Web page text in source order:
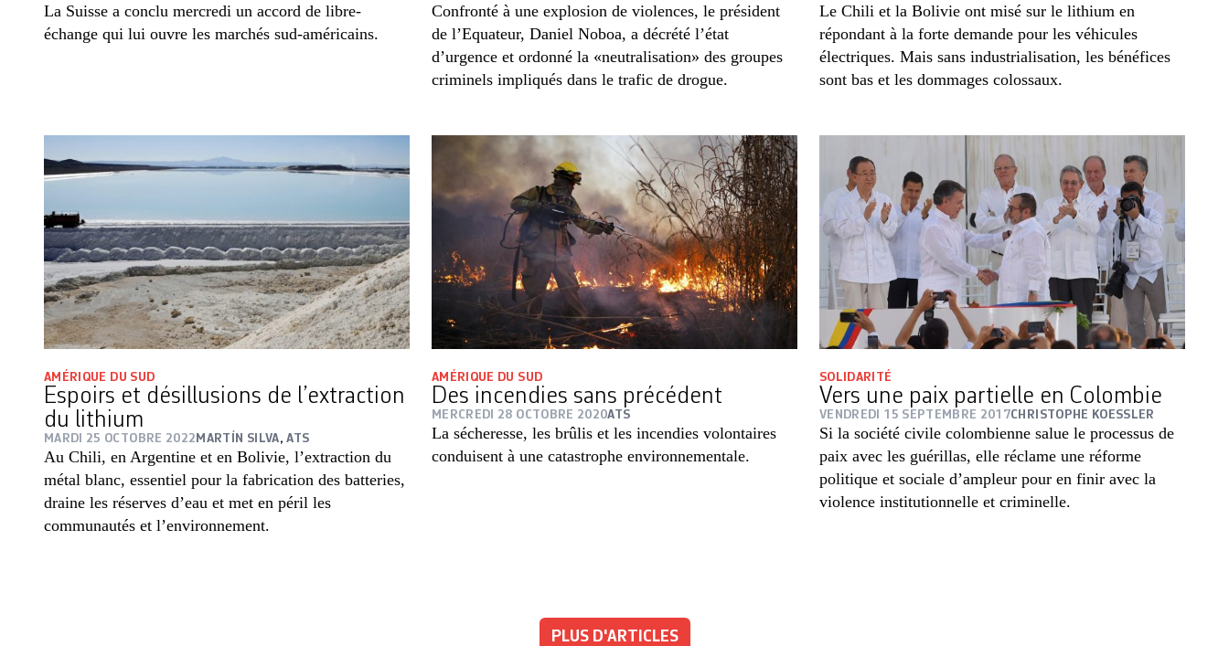
La Suisse a conclu mercredi un accord de libre-
échange qui lui ouvre les marchés sud-américains.
Confronté à une explosion de violences, le président
de l’Equateur, Daniel Noboa, a décrété l’état
d’urgence et ordonné la «neutralisation» des groupes
criminels impliqués dans le trafic de drogue.
Le Chili et la Bolivie ont misé sur le lithium en
répondant à la forte demande pour les véhicules
électriques. Mais sans industrialisation, les bénéfices
sont bas et les dommages colossaux.
AMÉRIQUE DU SUD
Espoirs et désillusions de l’extraction
du lithium
MARDI 25 OCTOBRE 2022 MARTÍN SILVA,ATS
Au Chili, en Argentine et en Bolivie, l’extraction du
métal blanc, essentiel pour la fabrication des batteries,
draine les réserves d’eau et met en péril les
communautés et l’environnement.
AMÉRIQUE DU SUD
Des incendies sans précédent
MERCREDI 28 OCTOBRE 2020ATS
La sécheresse, les brûlis et les incendies volontaires
conduisent à une catastrophe environnementale.
SOLIDARITÉ
Vers une paix partielle en Colombie
VENDREDI 15 SEPTEMBRE 2017CHRISTOPHE KOESSLER
Si la société civile colombienne salue le processus de
paix avec les guérillas, elle réclame une réforme
politique et sociale d’ampleur pour en finir avec la
violence institutionnelle et criminelle.
PLUS D'ARTICLES